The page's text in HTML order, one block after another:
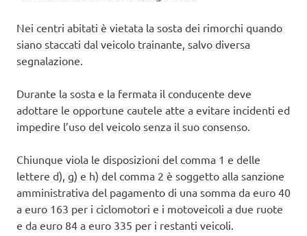
Nei centri abitati è vietata la sosta dei rimorchi quando
siano staccati dal veicolo trainante, salvo diversa
segnalazione.
Durante la sosta e la fermata il conducente deve
adottare le opportune cautele atte a evitare incidenti ed
impedire l’uso del veicolo senza il suo consenso.
Chiunque viola le disposizioni del comma 1 e delle
lettere d), g) e h) del comma 2 è soggetto alla sanzione
amministrativa del pagamento di una somma da euro 40
a euro 163 per i ciclomotori e i motoveicoli a due ruote
e da euro 84 a euro 335 per i restanti veicoli.